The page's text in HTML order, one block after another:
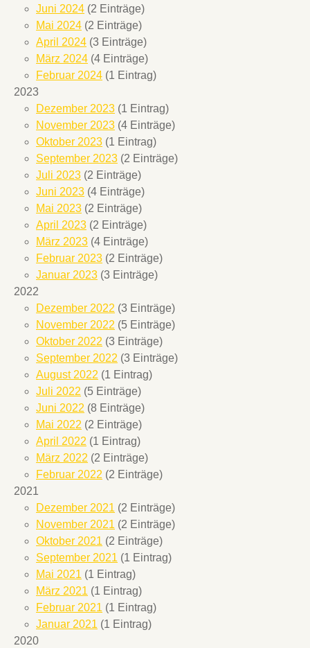
Juni 2024 (2 Einträge)
Mai 2024 (2 Einträge)
April 2024 (3 Einträge)
März 2024 (4 Einträge)
Februar 2024 (1 Eintrag)
2023
Dezember 2023 (1 Eintrag)
November 2023 (4 Einträge)
Oktober 2023 (1 Eintrag)
September 2023 (2 Einträge)
Juli 2023 (2 Einträge)
Juni 2023 (4 Einträge)
Mai 2023 (2 Einträge)
April 2023 (2 Einträge)
März 2023 (4 Einträge)
Februar 2023 (2 Einträge)
Januar 2023 (3 Einträge)
2022
Dezember 2022 (3 Einträge)
November 2022 (5 Einträge)
Oktober 2022 (3 Einträge)
September 2022 (3 Einträge)
August 2022 (1 Eintrag)
Juli 2022 (5 Einträge)
Juni 2022 (8 Einträge)
Mai 2022 (2 Einträge)
April 2022 (1 Eintrag)
März 2022 (2 Einträge)
Februar 2022 (2 Einträge)
2021
Dezember 2021 (2 Einträge)
November 2021 (2 Einträge)
Oktober 2021 (2 Einträge)
September 2021 (1 Eintrag)
Mai 2021 (1 Eintrag)
März 2021 (1 Eintrag)
Februar 2021 (1 Eintrag)
Januar 2021 (1 Eintrag)
2020